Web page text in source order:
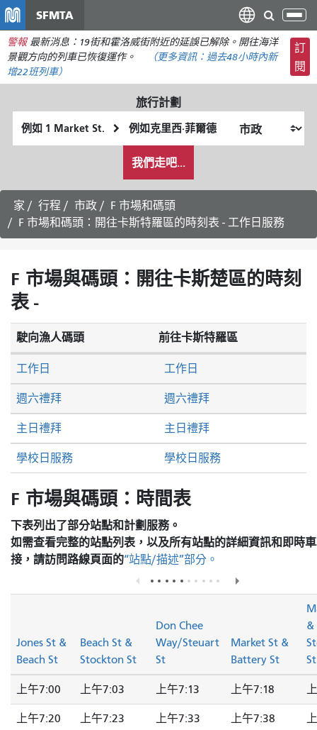
主
要
容
SFMTA
切
換
導
航
警報 最新消息：19街和霍洛威街附近的延誤已解除。開往海洋
景觀方向的列車已恢復運作。
（更多資訊： 過去48小時內新
增22班列車）
訂
閱
旅行計劃
起
始
終
點
我
希
望
的
旅
行
式
我們走吧...
家 行程 市政
F 市場和碼頭
F 市場和碼頭：開往卡斯特羅區的時刻表 - 工作日服務
F 市場與碼頭：開往卡斯楚區的時刻
表 -
駛向漁人碼頭 前往卡斯特羅區
週六禮拜 週六禮拜
主日禮拜 主日禮拜
工作日 工作日
學校日服務 學校日服務
F 市場與碼頭：時間表
下表列出了部分站點和計劃服務。
如需查看完整的站點列表，以及所有站點的詳細資訊和即時
接，請訪問路線頁面的“站點/描述”部分。
Jones St &
Beach St
Beach St &
Stockton St
Don Chee
Way/Steuart
St
Market St &
Battery St
&
St
上午7:00 上午7:03 上午7:13 上午7:18
上午7:20 上午7:23 上午7:33 上午7:38